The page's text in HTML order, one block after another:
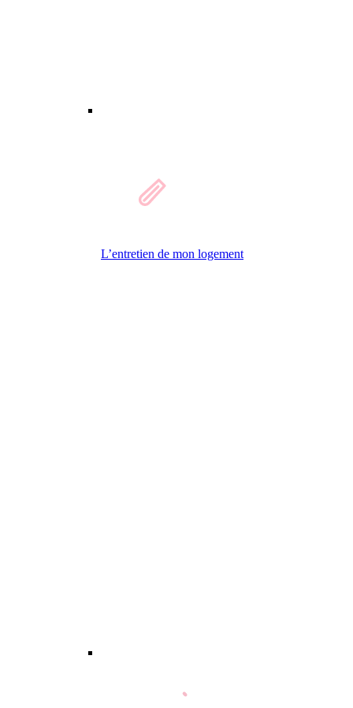
L’entretien de mon logement